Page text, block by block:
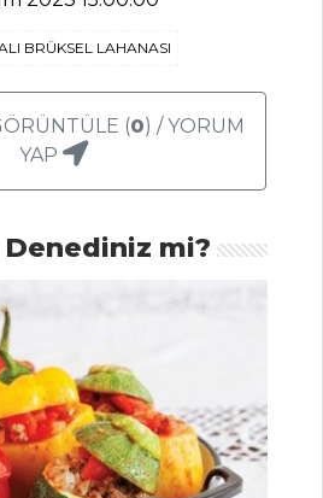
BRÜKSEL LAHANASI
(0) / YORUM
YAP
Denediniz mi?